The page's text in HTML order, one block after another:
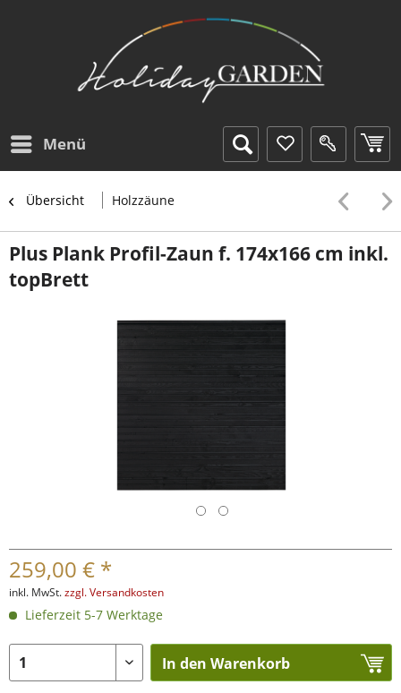
Menü
Übersicht Holzzäune
Plus Plank Profil-Zaun f. 174x166 cm inkl.
topBrett
259,00 € *
inkl. MwSt.zzgl. Versandkosten
Lieferzeit 5-7 Werktage
In den Warenkorb